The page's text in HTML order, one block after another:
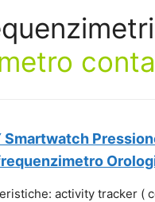
Smartwatch
activity tracker (